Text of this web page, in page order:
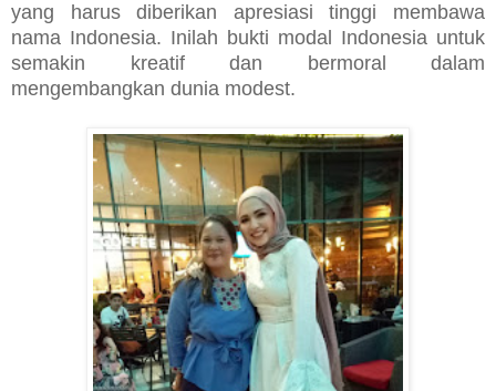
yang harus diberikan apresiasi tinggi membawa
nama Indonesia. Inilah bukti modal Indonesia untuk
semakin kreatif dan bermoral dalam
mengembangkan dunia modest.